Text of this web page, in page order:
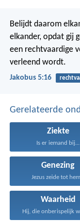
Belijdt daarom
elkander, opdat gij
een rechtvaardige
verleend wordt.
Jakobus 5:16
Gerelateerde
Ziekte
Is er iemand bij...
Genezing
Jezus zeide tot
Waarheid